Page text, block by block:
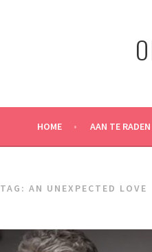
HOME AAN TE RADEN
TAG: AN UNEXPECTED LOVE